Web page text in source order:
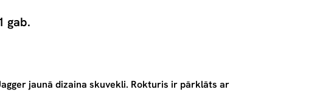
gab.
jaunā dizaina skuvekli. Rokturis ir pārklāts ar